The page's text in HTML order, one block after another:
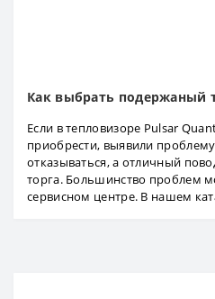
Как выбрать подержаный
Если в тепловизоре Pulsar
приобрести, выявили
отказываться, а отличный
торга. Большинство проблем
сервисном центре. В нашем